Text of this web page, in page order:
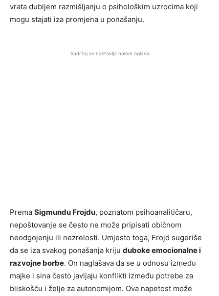
vrata dubljem razmišljanju o psihološkim uzrocima koji
mogu stajati iza promjena u ponašanju.
Sadržaj se nastavlja nakon oglasa
Prema Sigmundu Frojdu, poznatom psihoanalitičaru,
nepoštovanje se često ne može pripisati običnom
neodgojenju ili nezrelosti. Umjesto toga, Frojd sugeriše
da se iza svakog ponašanja kriju duboke emocionalne i
razvojne borbe. On naglašava da se u odnosu između
majke i sina često javljaju konflikti između potrebe za
bliskošću i želje za autonomijom. Ova napetost može